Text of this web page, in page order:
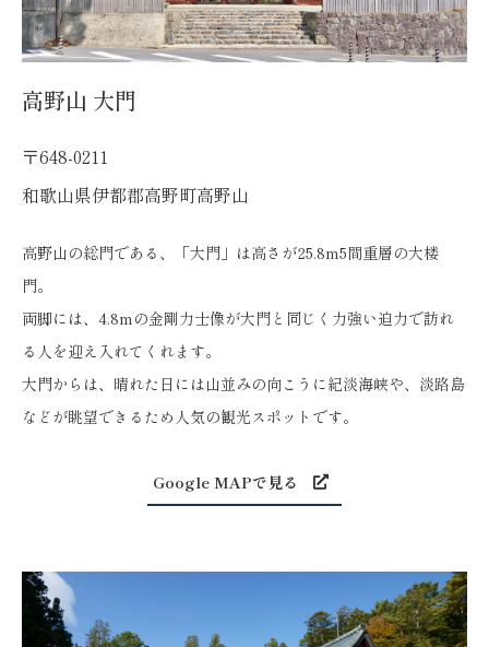
高野山 大門
〒648-0211
和歌山県伊都郡高野町高野山
高野山の総門である、「大門」は高さが25.8m5間重層の大楼
門。
両脚には、4.8mの金剛力士像が大門と同じく力強い迫力で訪れ
る人を迎え入れてくれます。
大門からは、晴れた日には山並みの向こうに紀淡海峡や、淡路島
などが眺望できるため人気の観光スポットです。
Google MAPで見る